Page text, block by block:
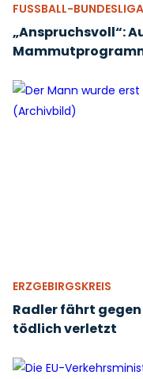
FUSSBALL-BUNDESLIGA
„Anspruchsvoll“:
ERZGEBIRGSKREIS
Radler fährt
tödlich verletzt